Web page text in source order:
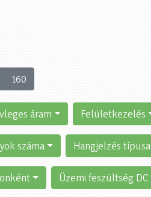
160
áram Felületkezelés
száma Hangjelzés típusa
Üzemi feszültség DC